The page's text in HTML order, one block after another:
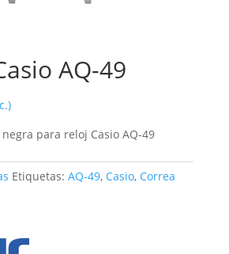
AQ-49
para reloj Casio AQ-49
Etiquetas: AQ-49, Casio, Correa